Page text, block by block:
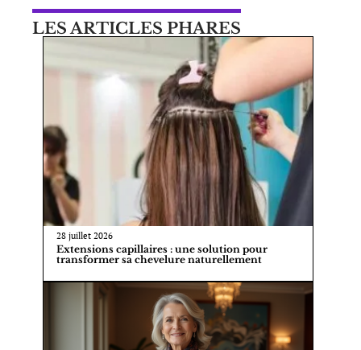
LES ARTICLES PHARES
28 juillet 2026
Extensions capillaires : une solution pour
transformer sa chevelure naturellement